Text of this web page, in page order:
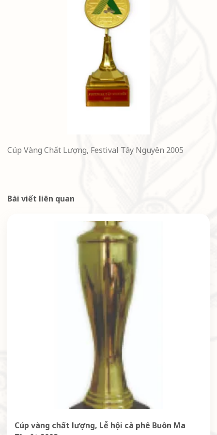
Cúp Vàng Chất Lượng, Festival Tây Nguyên 2005
Bài viết liên quan
Cúp vàng chất lượng, Lễ hội cà phê Buôn Ma